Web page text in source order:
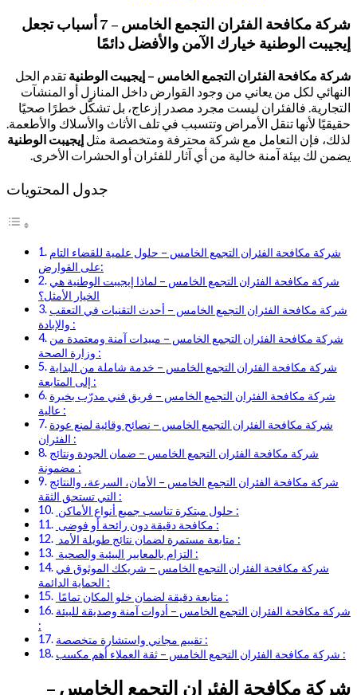
شركة مكافحة الفئران التجمع الخامس – 7 أسباب تجعل
إيجيبت الوطنية خيارك الآمن والأفضل دائمًا
شركة مكافحة الفئران التجمع الخامس – إيجيبت الوطنية تقدم الحل
النهائي لكل من يعاني من وجود القوارض داخل المنازل أو المنشآت
التجارية. فالفئران ليست مجرد مصدر إزعاج، بل تشكّل خطرًا صحيًا
حقيقيًا لأنها تنقل الأمراض وتتسبب في تلف الأثاث والأسلاك والأطعمة.
لذلك، فإن التعامل مع شركة محترفة ومتخصصة مثل إيجيبت الوطنية
يضمن لك بيئة آمنة خالية من أي آثار للفئران أو الحشرات الأخرى.
جدول المحتويات
شركة مكافحة الفئران التجمع الخامس – حلول علمية للقضاء التام
على القوارض:
شركة مكافحة الفئران التجمع الخامس – لماذا إيجيبت الوطنية هي
الخيار الأمثل؟
شركة مكافحة الفئران التجمع الخامس – أحدث التقنيات في التعقب
والإبادة :
شركة مكافحة الفئران التجمع الخامس – مبيدات آمنة ومعتمدة من
وزارة الصحة :
شركة مكافحة الفئران التجمع الخامس – خدمة شاملة من البداية
إلى المتابعة :
شركة مكافحة الفئران التجمع الخامس – فريق فني مدرّب بخبرة
عالية :
شركة مكافحة الفئران التجمع الخامس – نصائح وقائية لمنع عودة
الفئران :
شركة مكافحة الفئران التجمع الخامس – ضمان الجودة ونتائج
مضمونة :
شركة مكافحة الفئران التجمع الخامس – الأمان، السرعة، والنتائج
التي تستحق الثقة :
حلول مبتكرة تناسب جميع أنواع الأماكن :
مكافحة دقيقة دون رائحة أو فوضى :
متابعة مستمرة لضمان نتائج طويلة الأمد :
التزام بالمعايير البيئية والصحية :
شركة مكافحة الفئران التجمع الخامس – شريكك الموثوق في
الحماية الدائمة :
متابعة دقيقة لضمان خلو المكان تمامًا :
شركة مكافحة الفئران التجمع الخامس – أدوات آمنة وصديقة للبيئة
:
تقييم مجاني واستشارة متخصصة :
شركة مكافحة الفئران التجمع الخامس – ثقة العملاء أهم مكسب :
شركة مكافحة الفئران التجمع الخامس –